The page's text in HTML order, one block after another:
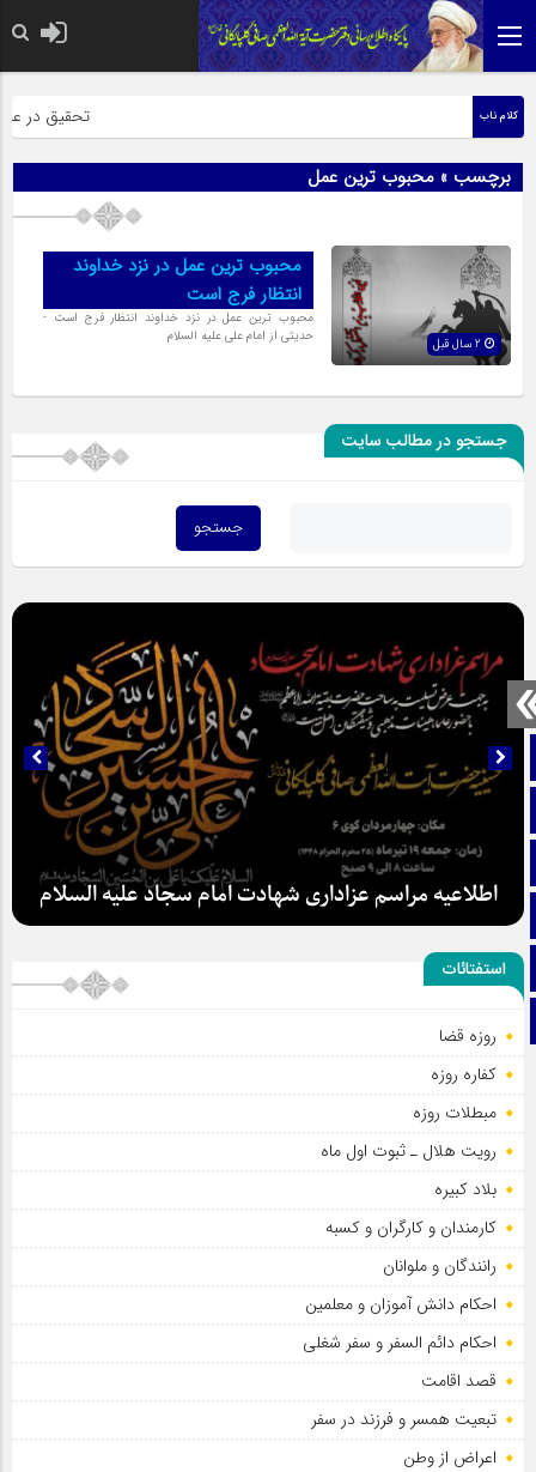
صفحه نخست
آپارات
اینستاگرام
کلام ناب تحقیق در
برچسب » محبوب ترین عمل
محبوب ترین عمل در نزد خداوند
انتظار فرج است
محبوب ترین عمل در نزد خداوند انتظار فرج است -
حدیثی از امام علی علیه السلام
جستجو در مطالب سایت
اطلاعیه مراسم عزاداری شهادت امام سجاد علیه السلام
استفتائات
روزه قضا
کفاره روزه
مبطلات روزه
رویت هلال ـ ثبوت اول ماه
بلاد کبیره
کارمندان و کارگران و کسبه
رانندگان و ملوانان
احکام دانش آموزان و معلمین
احکام دائم السفر و سفر شغلی
قصد اقامت
تبعیت همسر و فرزند در سفر
اعراض از وطن